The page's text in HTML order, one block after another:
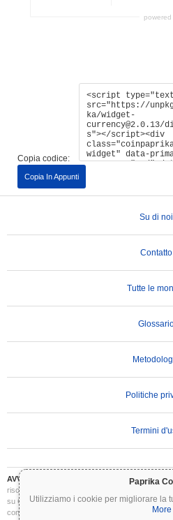
Paprika
Utilizziamo i cookie per migliorare la
More
Copia codice:
Copia In Appunti
Su di noi
Contatto
Tutte le
Politiche
Termini
AVVERTENZA IMPORTANTE:
Le criptovalute
rischi significativi. Potresti perdere parte o tutto il
su Coinpaprika sono fornite esclusivamente a
consulenza finanziaria o di investimento.